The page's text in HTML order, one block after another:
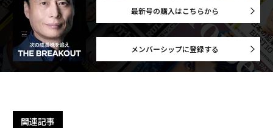
最新号の購入はこちらから
メンバーシップに登録する
関連記事